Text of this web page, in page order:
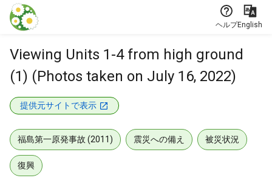
本文に飛ぶ
ヘルプEnglish
Viewing Units 1-4 from high ground
(1) (Photos taken on July 16, 2022)
提供元サイトで表示
福島第一原発事故 (2011) 震災への備え 被災状況
復興